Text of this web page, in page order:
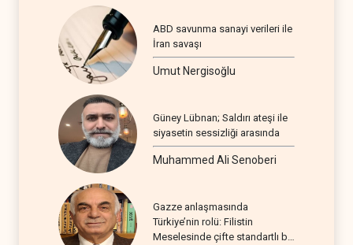
ABD savunma sanayi verileri ile
İran savaşı
Umut Nergisoğlu
Güney Lübnan; Saldırı ateşi ile
siyasetin sessizliği arasında
Muhammed Ali Senoberi
Gazze anlaşmasında
Türkiye’nin rolü: Filistin
Meselesinde çifte standartlı bir